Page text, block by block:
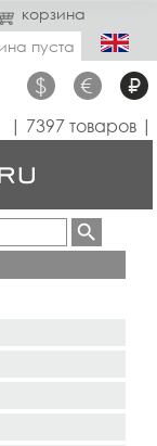
корзина
пуста
$ € ₽
| 7397 товаров |